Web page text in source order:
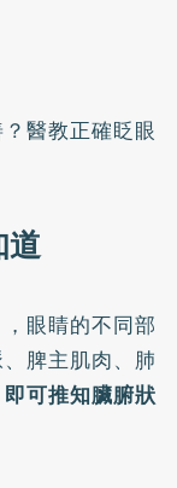
醫教正確眨眼
道
眼睛的不同部
脾主肌肉、肺
可推知臟腑狀